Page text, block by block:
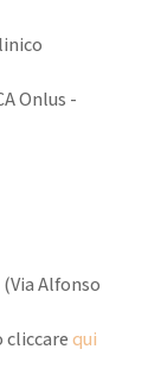
Onlus -
Alfonso
cliccarequi